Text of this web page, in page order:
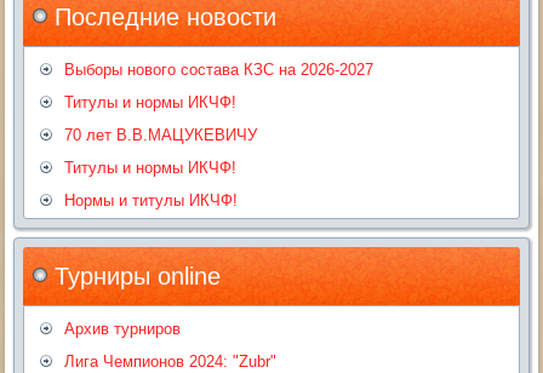
Последние новости
Выборы нового состава КЗС на 2026-2027
Титулы и нормы ИКЧФ!
70 лет В.В.МАЦУКЕВИЧУ
Титулы и нормы ИКЧФ!
Нормы и титулы ИКЧФ!
Турниры online
Архив турниров
Лига Чемпионов 2024: "Zubr"